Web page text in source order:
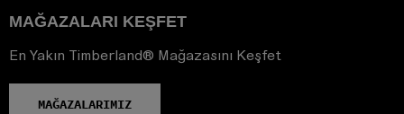
MAĞAZALARI KEŞFET
En Yakın Timberland® Mağazasını Keşfet
MAĞAZALARIMIZ